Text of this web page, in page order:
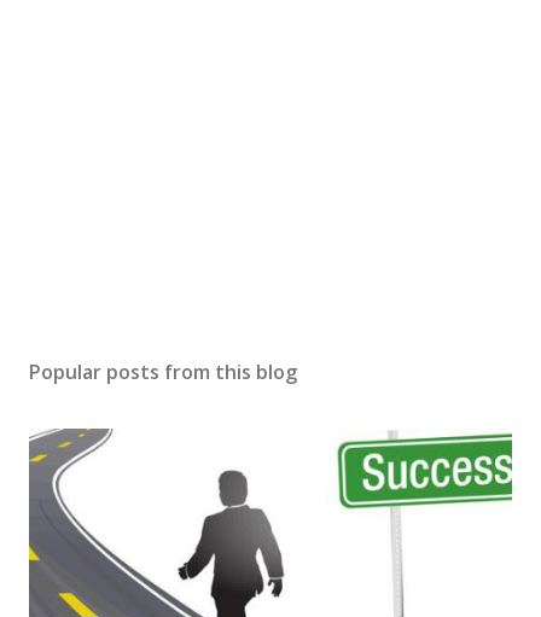
Popular posts from this blog